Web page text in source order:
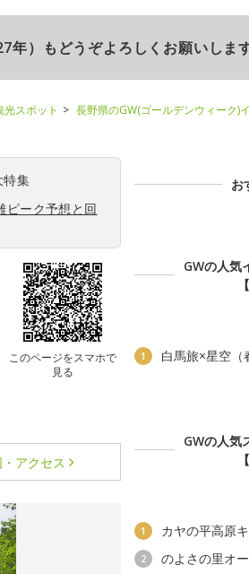
）もどうぞよろしくお願いします
スポット
長野県のGW(ゴールデンウィーク)
特集
ピーク予想と回
このページをスマホで
見る
アクセス
お
GWの人気
1
白馬旅×星空（
GWの人気
1 カヤの平高原
2 のよさの里オ